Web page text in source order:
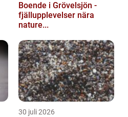
Boende i Grövelsjön -
fjällupplevelser nära
nature...
30 juli 2026